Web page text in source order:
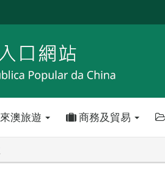
澳旅遊 商務及貿易